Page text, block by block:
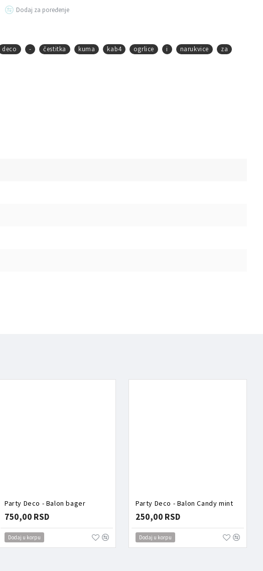
Dodaj za poređenje
deco - čestitka kuma kab4 ogrlice i narukvice
za
Party Deco - Balon bager
750,00 RSD
Dodaj u korpu
Party Deco - Balon Candy mint
250,00 RSD
Dodaj u korpu